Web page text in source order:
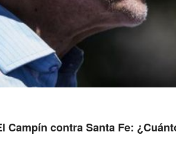
contra Santa Fe: